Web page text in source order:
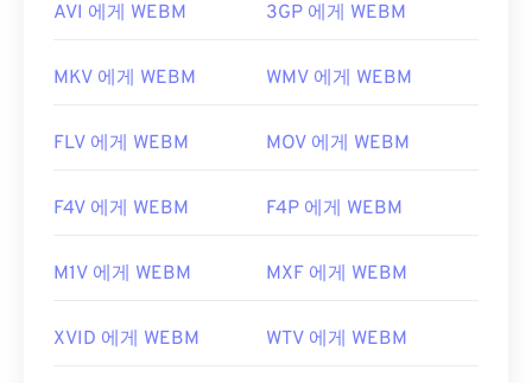
AVI 에게 WEBM 3GP 에게 WEBM
MKV 에게 WEBM WMV 에게 WEBM
FLV 에게 WEBM MOV 에게 WEBM
F4V 에게 WEBM F4P 에게 WEBM
M1V 에게 WEBM MXF 에게 WEBM
XVID 에게 WEBM WTV 에게 WEBM